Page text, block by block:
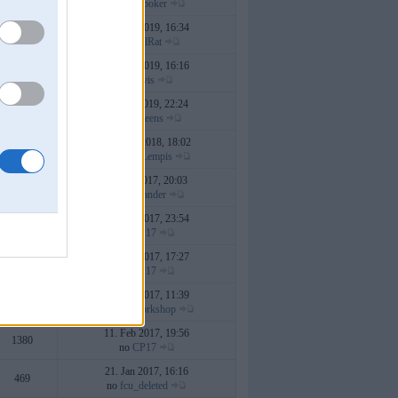
liamrooker
26
03. Jun 2019, 16:34
SteelRat
03. Apr 2019, 16:16
Zivis
29. Jan 2019, 22:24
Marteens
40
30. Nov 2018, 18:02
MilzuLempis
13. Jul 2017, 20:03
highlander
10. Jun 2017, 23:54
CP17
03. Jun 2017, 17:27
CP17
25. Apr 2017, 11:39
RSAWorkshop
1380
11. Feb 2017, 19:56
no CP17
469
21. Jan 2017, 16:16
no fcu_deleted